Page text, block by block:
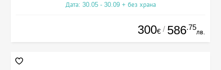
Дата: 30.05 - 30.09 + без храна
300€ / 586.75
лв.